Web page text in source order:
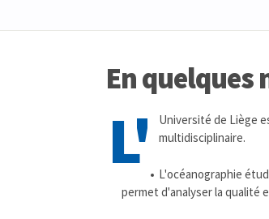
En quelques
L'
Université de Liège
multidisciplinaire.
L'océanographie
permet d'analyser la qualité